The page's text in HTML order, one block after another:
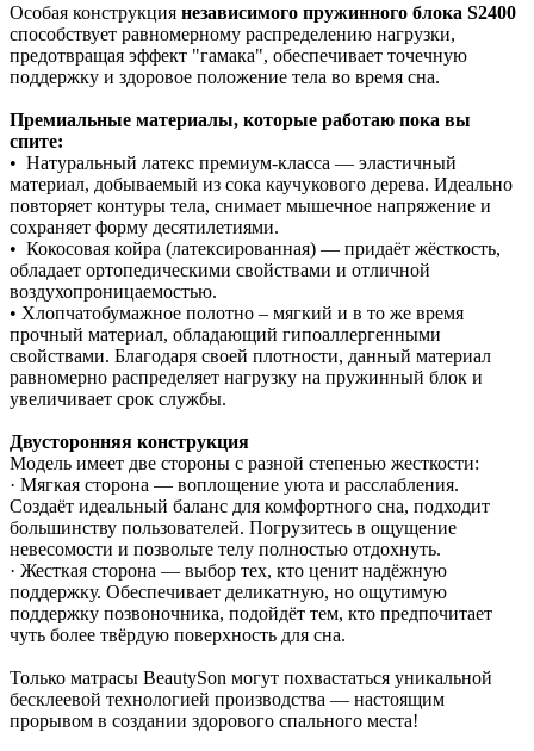
Особая конструкция независимого пружинного блока S2400
способствует равномерному распределению нагрузки,
предотвращая эффект "гамака", обеспечивает точечную
поддержку и здоровое положение тела во время сна.
Премиальные материалы, которые работаю пока вы
спите:
• Натуральный латекс премиум‑класса — эластичный
материал, добываемый из сока каучукового дерева. Идеально
повторяет контуры тела, снимает мышечное напряжение и
сохраняет форму десятилетиями.
• Кокосовая койра (латексированная) — придаёт жёсткость,
обладает ортопедическими свойствами и отличной
воздухопроницаемостью.
• Хлопчатобумажное полотно – мягкий и в то же время
прочный материал, обладающий гипоаллергенными
свойствами. Благодаря своей плотности, данный материал
равномерно распределяет нагрузку на пружинный блок и
увеличивает срок службы.
Двусторонняя конструкция
Модель имеет две стороны с разной степенью жесткости:
· Мягкая сторона — воплощение уюта и расслабления.
Создаёт идеальный баланс для комфортного сна, подходит
большинству пользователей. Погрузитесь в ощущение
невесомости и позвольте телу полностью отдохнуть.
· Жесткая сторона — выбор тех, кто ценит надёжную
поддержку. Обеспечивает деликатную, но ощутимую
поддержку позвоночника, подойдёт тем, кто предпочитает
чуть более твёрдую поверхность для сна.
Только матрасы BeautySon могут похвастаться уникальной
бесклеевой технологией производства — настоящим
прорывом в создании здорового спального места!